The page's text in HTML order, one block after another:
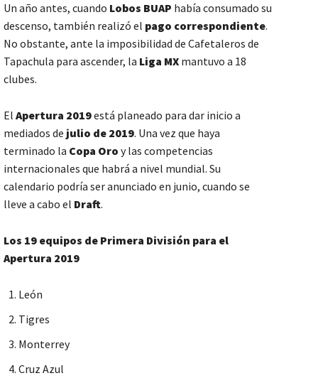
Un año antes, cuando Lobos BUAP había consumado su
descenso, también realizó el pago correspondiente.
No obstante, ante la imposibilidad de Cafetaleros de
Tapachula para ascender, la Liga MX mantuvo a 18
clubes.
El Apertura 2019está planeado para dar inicio a
mediados de julio de 2019. Una vez que haya
terminado la Copa Oro y las competencias
internacionales que habrá a nivel mundial. Su
calendario podría ser anunciado en junio, cuando se
lleve a cabo el Draft.
Los 19 equipos de Primera División para el
Apertura 2019
León
Tigres
Monterrey
Cruz Azul